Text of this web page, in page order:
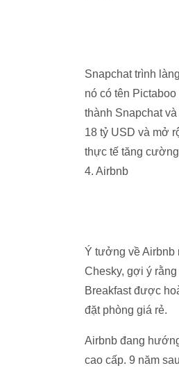
Snapchat trình
nó có tên
thành Snapchat
18 tỷ USD và mở
thực tế tăng
4. Airbnb
Ý tưởng về Airbnb
Chesky, gợi ý
Breakfast được
đặt phòng giá rẻ.
Airbnb đang
cao cấp. 9 năm